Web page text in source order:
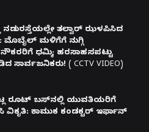
ತಲ್ವಾರ್ ಝಳಪಿಸಿದ
ಮಳಿಗೆಗೆ ನುಗ್ಗಿ
ನೌಕರರಿಗೆ ಧಮ್ಕಿ; ಹರಸಾಹಸಪಟ್ಟು
ಸಾರ್ವಜನಿಕರು! ( CCTV VIDEO)
ರೂಟ್ ಬಸ್‌ನಲ್ಲಿ ಯುವತಿಯರಿಗೆ
ವಿಕೃತಿ: ಕಾಮುಕ ಕಂಡಕ್ಟರ್ ಇರ್ಫಾನ್